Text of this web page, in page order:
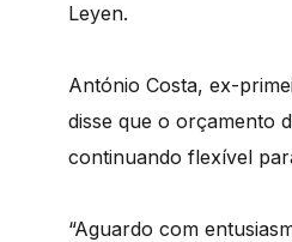
Leyen.
António Costa, ex-
disse que o orçamento
continuando flexível
“Aguardo com